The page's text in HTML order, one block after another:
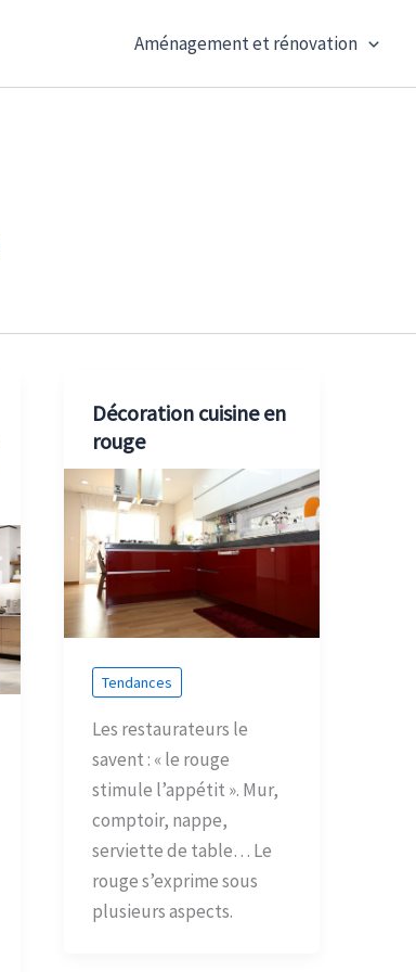
Aménagement et rénovation
Décoration cuisine en
rouge
Tendances
Les restaurateurs le
savent : « le rouge
stimule l’appétit ». Mur,
comptoir, nappe,
serviette de table… Le
rouge s’exprime sous
plusieurs aspects.